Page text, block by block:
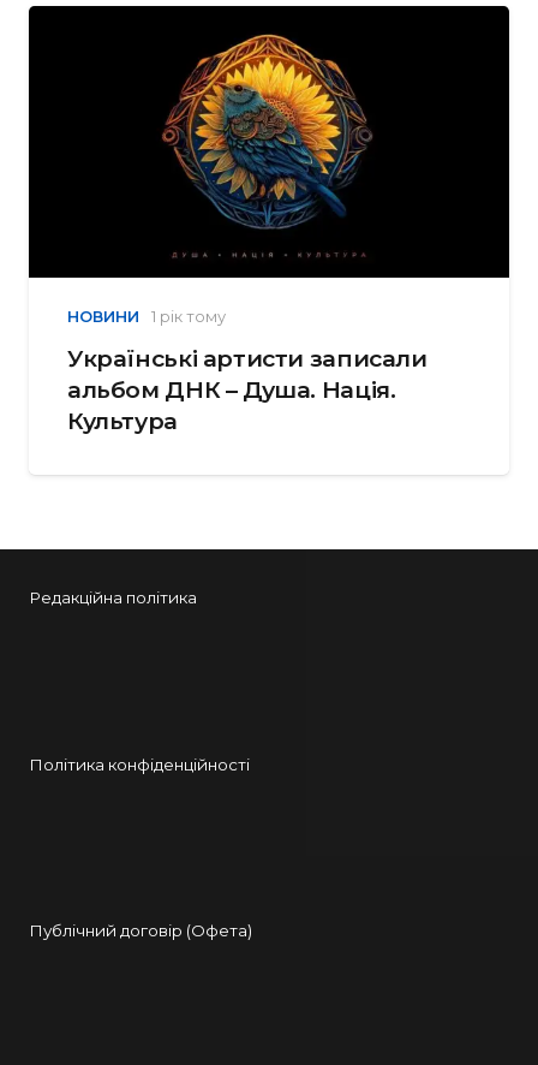
НОВИНИ 1 рік тому
Українські артисти записали
альбом ДНК – Душа. Нація.
Культура
Редакційна політика
Політика конфіденційності
Публічний договір (Офета)